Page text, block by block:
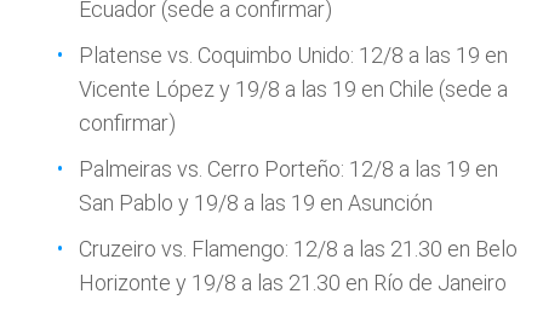
Ecuador (sede a confirmar)
Platense vs. Coquimbo Unido: 12/8 a las 19 en
Vicente López y 19/8 a las 19 en Chile (sede a
confirmar)
Palmeiras vs. Cerro Porteño: 12/8 a las 19 en
San Pablo y 19/8 a las 19 en Asunción
Cruzeiro vs. Flamengo: 12/8 a las 21.30 en Belo
Horizonte y 19/8 a las 21.30 en Río de Janeiro